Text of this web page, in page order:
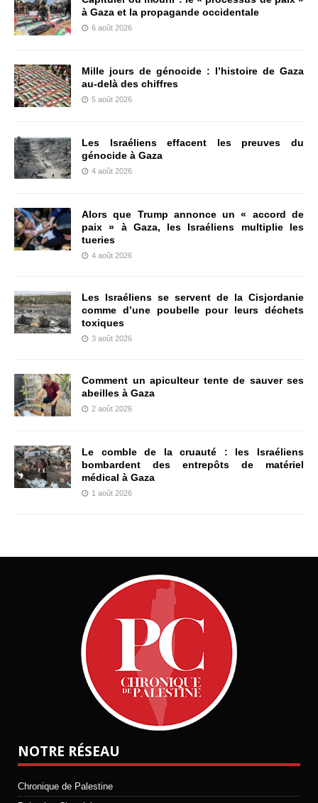
à Gaza et la propagande occidentale
6 août 2026
Mille jours de génocide : l’histoire de Gaza
au-delà des chiffres
5 août 2026
Les Israéliens effacent les preuves du
génocide à Gaza
4 août 2026
Alors que Trump annonce un « accord de
paix » à Gaza, les Israéliens multiplie les
tueries
4 août 2026
Les Israéliens se servent de la Cisjordanie
comme d’une poubelle pour leurs déchets
toxiques
3 août 2026
Comment un apiculteur tente de sauver ses
abeilles à Gaza
2 août 2026
Le comble de la cruauté : les Israéliens
bombardent des entrepôts de matériel
médical à Gaza
1 août 2026
NOTRE RÉSEAU
Chronique de Palestine